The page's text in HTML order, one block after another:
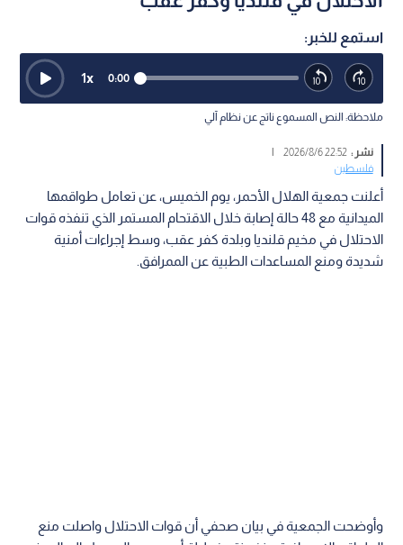
استمع للخبر:
0:00
1x
ملاحظة: النص المسموع ناتج عن نظام آلي
نشر :22:52 2026/8/6
|
فلسطين
أعلنت جمعية الهلال الأحمر، يوم الخميس، عن تعامل طواقمها
الميدانية مع 48 حالة إصابة خلال الاقتحام المستمر الذي تنفذه قوات
الاحتلال في مخيم قلنديا وبلدة كفر عقب، وسط إجراءات أمنية
شديدة ومنع المساعدات الطبية عن الممرافق.
وأوضحت الجمعية في بيان صحفي أن قوات الاحتلال واصلت منع